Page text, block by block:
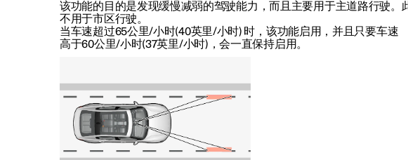
该功能的目的是发现缓慢减弱的驾驶能力，而且主要用于主道路行驶。
不用于市区行驶。
当车速超过65公里/小时(40英里/小时) 时，该功能启用，并且只要车速
高于60公里/小时(37英里/小时)，会一直保持启用。